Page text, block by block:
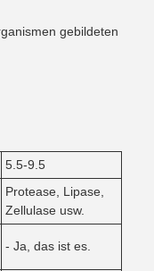
gebildeten
5.5-9.5
Protease, Lipase,
Zellulase usw.
- Ja, das ist es.